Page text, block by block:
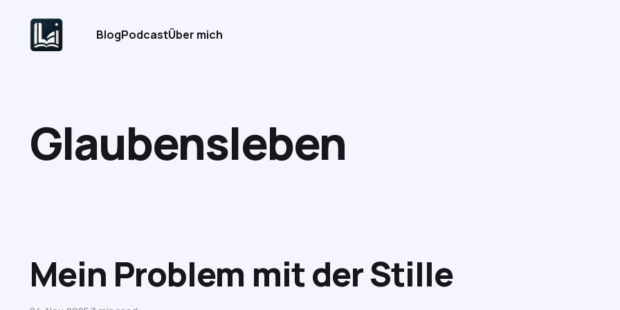
BlogPodcastÜber mich
Glaubensleben
Mein Problem mit der Stille